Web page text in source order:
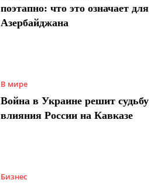
поэтапно: что это означает для
Азербайджана
В мире
Война в Украине решит судьбу
влияния России на Кавказе
Бизнес